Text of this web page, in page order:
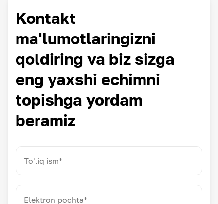
Kontakt
ma'lumotlaringizni
qoldiring va biz sizga
eng yaxshi echimni
topishga yordam
beramiz